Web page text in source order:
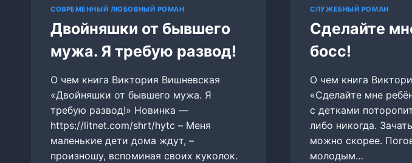
СОВРЕМЕННЫЙ ЛЮБОВНЫЙ РОМАН
Двойняшки от бывшего
мужа. Я требую развод!
О чем книга Виктория Вишневская
«Двойняшки от бывшего мужа. Я
требую развод!» Новинка —
https://litnet.com/shrt/hytc – Меня
маленькие дети дома ждут, –
произношу, вспоминая своих куколок.
СЛУЖЕБНЫЙ РОМАН
Сделайте
босс!
О чем книга
«Сделайте мне
с детками
либо никогда.
можно скорее.
молодым…